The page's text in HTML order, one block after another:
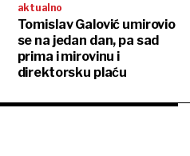
aktualno
Tomislav Galović umirovio
se na jedan dan, pa sad
prima i mirovinu i
direktorsku plaću